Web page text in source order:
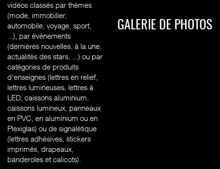
vidéos classés par thèmes
(mode, immobilier,
automobile, voyage, sport,
...), par évènements
(dernières nouvelles, à la une,
actualités des stars, ...) ou par
catégories de produits
d'enseignes (lettres en relief,
lettres lumineuses, lettres à
LED, caissons aluminium,
caissons lumineux, panneaux
en PVC, en aluminium ou en
Plexiglas) ou de signalétique
(lettres adhésives, stickers
imprimés, drapeaux,
banderoles et calicots).
GALERIE DE PHOTOS